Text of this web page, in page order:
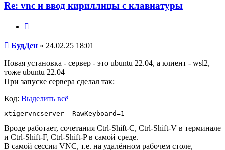
Re: vnc и ввод кириллицы с клавиатуры
Сообщение
БудДен » 24.02.25 18:01
Новая установка - сервер - это ubuntu 22.04, а клиент - wsl2,
тоже ubuntu 22.04
При запуске сервера сделал так:
Код: Выделить всё
Вроде работает, сочетания Ctrl-Shift-C, Ctrl-Shift-V в терминале
и Ctrl-Shift-F, Ctrl-Shift-P в самой среде.
В самой сессии VNC, т.е. на удалённом рабочем столе,